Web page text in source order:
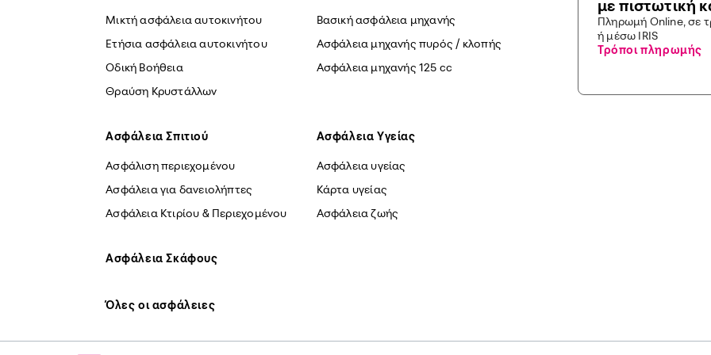
Μικτή ασφάλεια αυτοκινήτου
Ετήσια ασφάλεια αυτοκινήτου
Οδική Βοήθεια
Θραύση Κρυστάλλων
Βασική ασφάλεια μηχανής
Ασφάλεια μηχανής πυρός / κλοπής
Ασφάλεια μηχανής 125 cc
Ασφάλεια Σπιτιού
Ασφάλιση περιεχομένου
Ασφάλεια για δανειολήπτες
Ασφάλεια Κτιρίου & Περιεχομένου
Ασφάλεια Yγείας
Ασφάλεια υγείας
Κάρτα υγείας
Ασφάλεια ζωής
Ασφάλεια Σκάφους
Όλες οι ασφάλειες
με πιστωτική
Πληρωμή Online, σε
ή μέσω IRIS
Τρόποι πληρωμής